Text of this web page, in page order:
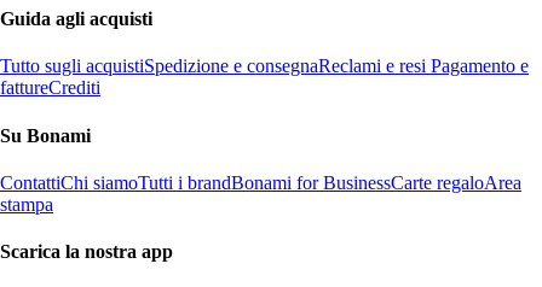
Guida agli acquisti
Tutto sugli acquistiSpedizione e consegnaReclami e resi Pagamento e
fattureCrediti
Su Bonami
ContattiChi siamoTutti i brandBonami for BusinessCarte regaloArea
stampa
Scarica la nostra app